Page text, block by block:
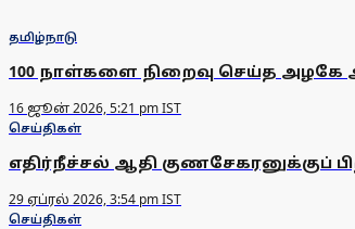
தமிழ்நாடு
100 நாள்களை நிறைவு செய்த அழகே
16 ஜூன் 2026, 5:21 pm IST
செய்திகள்
எதிர்நீச்சல் ஆதி குணசேகரனுக்குப்
29 ஏப்ரல் 2026, 3:54 pm IST
செய்திகள்